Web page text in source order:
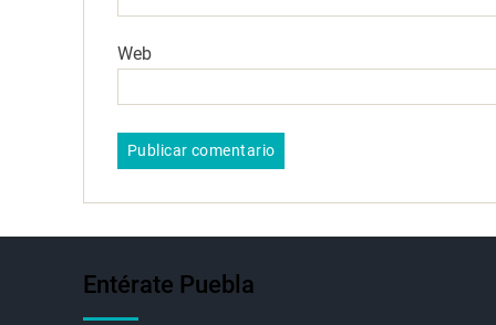
Web
Entérate Puebla